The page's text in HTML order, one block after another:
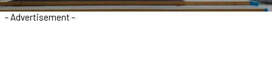
- Advertisement -